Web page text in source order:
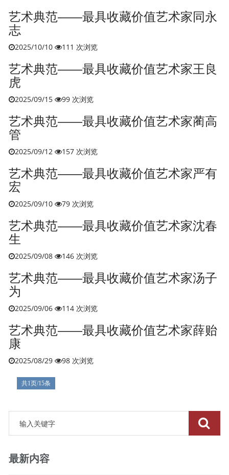
艺术典范——最具收藏价值艺术家同永
志
2025/10/10 111 次浏览
艺术典范——最具收藏价值艺术家王良
虎
2025/09/15 99 次浏览
艺术典范——最具收藏价值艺术家蔺高
管
2025/09/12 157 次浏览
艺术典范——最具收藏价值艺术家严有
宏
2025/09/10 79 次浏览
艺术典范——最具收藏价值艺术家沈春
生
2025/09/08 146 次浏览
艺术典范——最具收藏价值艺术家汤子
为
2025/09/06 114 次浏览
艺术典范——最具收藏价值艺术家薛贻
康
2025/08/29 98 次浏览
共1页/15条
最新内容